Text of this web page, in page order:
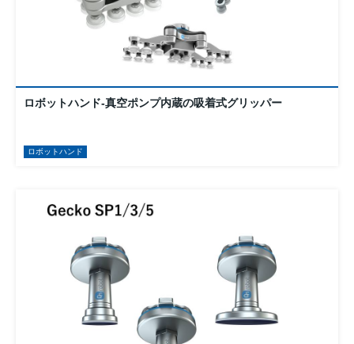
ロボットハンド-真空ポンプ内蔵の吸着式グリッパー
ロボットハンド